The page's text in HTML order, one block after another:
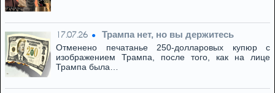
17.07.26 Трампа нет, но вы держитесь
Отменено печатанье 250-долларовых купюр с
изображением Трампа, после того, как на лице
Трампа была…